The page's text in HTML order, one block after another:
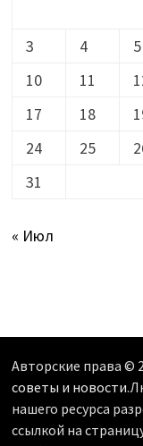
3
4 5
10
11
17
18
24
25
31
« Июл
Авторские права ©
советы и новости
нашего ресурса
ссылкой на